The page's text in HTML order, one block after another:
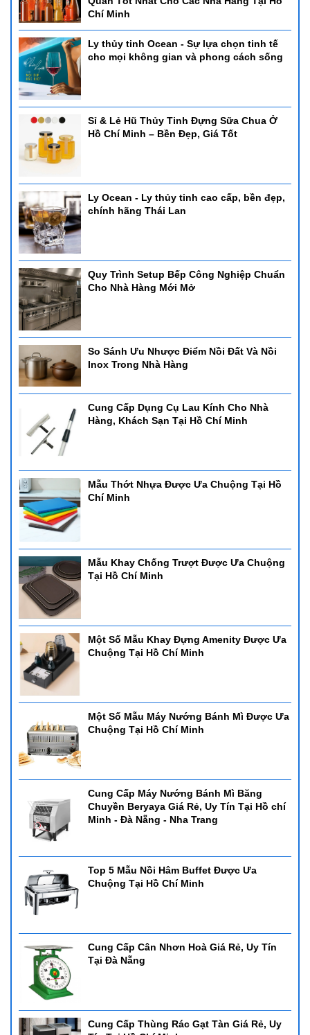
Chí Minh
Ly thủy tinh Ocean - Sự lựa chọn tinh tế
cho mọi không gian và phong cách sống
Sỉ & Lẻ Hũ Thủy Tinh Đựng Sữa Chua Ở
Hồ Chí Minh – Bền Đẹp, Giá Tốt
Ly Ocean - Ly thủy tinh cao cấp, bền đẹp,
chính hãng Thái Lan
Quy Trình Setup Bếp Công Nghiệp Chuẩn
Cho Nhà Hàng Mới Mở
So Sánh Ưu Nhược Điểm Nồi Đất Và Nồi
Inox Trong Nhà Hàng
Cung Cấp Dụng Cụ Lau Kính Cho Nhà
Hàng, Khách Sạn Tại Hồ Chí Minh
Mẫu Thớt Nhựa Được Ưa Chuộng Tại Hồ
Chí Minh
Mẫu Khay Chống Trượt Được Ưa Chuộng
Tại Hồ Chí Minh
Một Số Mẫu Khay Đựng Amenity Được Ưa
Chuộng Tại Hồ Chí Minh
Một Số Mẫu Máy Nướng Bánh Mì Được Ưa
Chuộng Tại Hồ Chí Minh
Cung Cấp Máy Nướng Bánh Mì Băng
Chuyền Beryaya Giá Rẻ, Uy Tín Tại Hồ chí
Minh - Đà Nẵng - Nha Trang
Top 5 Mẫu Nồi Hâm Buffet Được Ưa
Chuộng Tại Hồ Chí Minh
Cung Cấp Cân Nhơn Hoà Giá Rẻ, Uy Tín
Tại Đà Nẵng
Cung Cấp Thùng Rác Gạt Tàn Giá Rẻ, Uy